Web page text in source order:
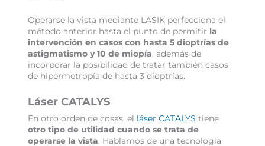
Operarse la vista mediante LASIK perfecciona el
método anterior hasta el punto de permitir la
intervención en casos con hasta 5 dioptrías de
astigmatismo y 10 de miopía, además de
incorporar la posibilidad de tratar también casos
de hipermetropía de hasta 3 dioptrías.
Láser CATALYS
En otro orden de cosas, el láser CATALYS tiene
otro tipo de utilidad cuando se trata de
operarse la vista. Hablamos de una tecnología